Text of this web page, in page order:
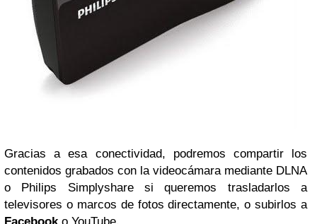
Gracias a esa conectividad, podremos compartir los
contenidos grabados con la videocámara mediante DLNA
o Philips Simplyshare si queremos trasladarlos a
televisores o marcos de fotos directamente, o subirlos a